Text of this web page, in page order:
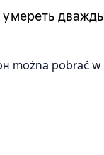
można pobrać